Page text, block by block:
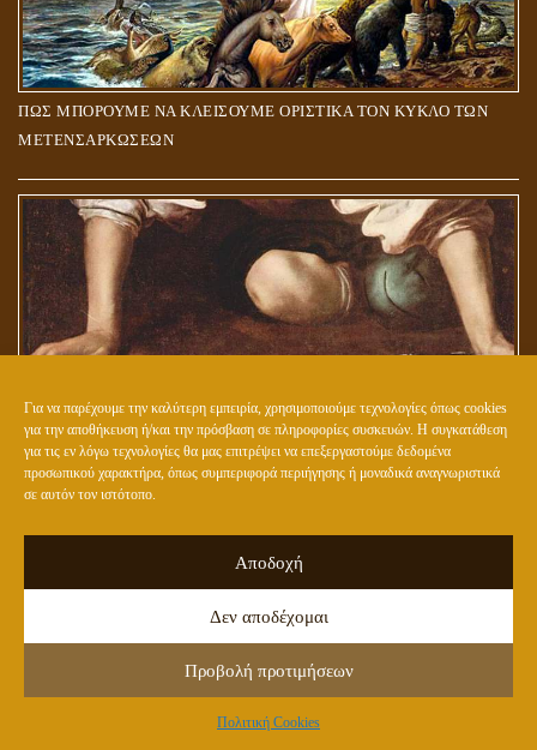
Για να παρέχουμε την καλύτερη εμπειρία, χρησιμοποιούμε τεχνολογίες όπως cookies
για την αποθήκευση ή/και την πρόσβαση σε πληροφορίες συσκευών. Η συγκατάθεση
για τις εν λόγω τεχνολογίες θα μας επιτρέψει να επεξεργαστούμε δεδομένα
προσωπικού χαρακτήρα, όπως συμπεριφορά περιήγησης ή μοναδικά αναγνωριστικά
σε αυτόν τον ιστότοπο.
Αποδοχή
Δεν αποδέχομαι
Προβολή προτιμήσεων
Πολιτική Cookies
ΠΩΣ ΜΠΟΡΟΥΜΕ ΝΑ ΚΛΕΙΣΟΥΜΕ ΟΡΙΣΤΙΚΑ ΤΟΝ ΚΥΚΛΟ ΤΩΝ
ΜΕΤΕΝΣΑΡΚΩΣΕΩΝ
ΤΙ ΣΗΜΑΙΝΕΙ Ο ΟΡΟΣ: «ΥΙΟΣ ΤΟΥ ΑΝΘΡΩΠΟΥ»;